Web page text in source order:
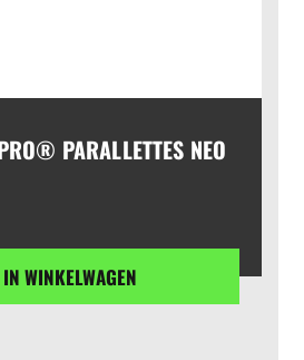
PARALLETTES NEO
IN WINKELWAGEN